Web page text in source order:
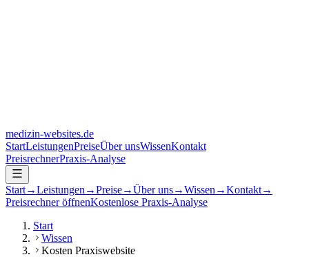
medizin-websites.de
StartLeistungenPreiseÜber unsWissenKontakt
PreisrechnerPraxis-Analyse
Start→Leistungen →Preise→Über uns→Wissen →Kontakt→
Preisrechner öffnenKostenlose Praxis-Analyse
Start
Wissen
Kosten Praxiswebsite